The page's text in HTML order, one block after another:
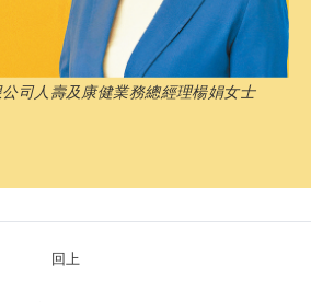
司人壽及康健業務總經理楊娟女士
回上